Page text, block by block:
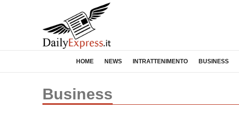
HOME NEWS INTRATTENIMENTO BUSINESS
Business